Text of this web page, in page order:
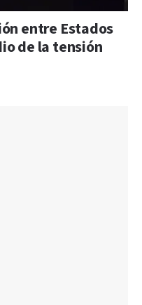
entre Estados
de la tensión